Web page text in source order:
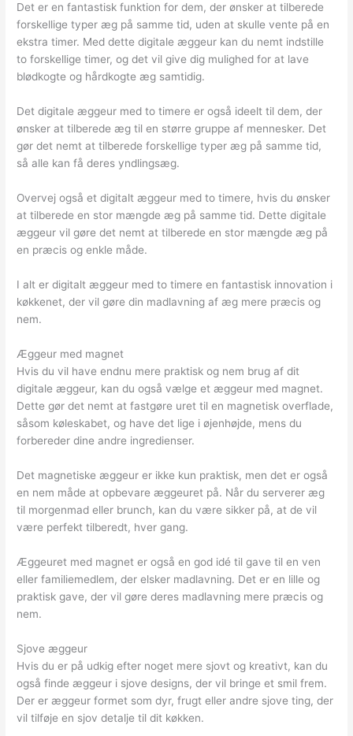
Det er en fantastisk funktion for dem, der ønsker at tilberede
forskellige typer æg på samme tid, uden at skulle vente på en
ekstra timer. Med dette digitale æggeur kan du nemt indstille
to forskellige timer, og det vil give dig mulighed for at lave
blødkogte og hårdkogte æg samtidig.
Det digitale æggeur med to timere er også ideelt til dem, der
ønsker at tilberede æg til en større gruppe af mennesker. Det
gør det nemt at tilberede forskellige typer æg på samme tid,
så alle kan få deres yndlingsæg.
Overvej også et digitalt æggeur med to timere, hvis du ønsker
at tilberede en stor mængde æg på samme tid. Dette digitale
æggeur vil gøre det nemt at tilberede en stor mængde æg på
en præcis og enkle måde.
I alt er digitalt æggeur med to timere en fantastisk innovation i
køkkenet, der vil gøre din madlavning af æg mere præcis og
nem.
Æggeur med magnet
Hvis du vil have endnu mere praktisk og nem brug af dit
digitale æggeur, kan du også vælge et æggeur med magnet.
Dette gør det nemt at fastgøre uret til en magnetisk overflade,
såsom køleskabet, og have det lige i øjenhøjde, mens du
forbereder dine andre ingredienser.
Det magnetiske æggeur er ikke kun praktisk, men det er også
en nem måde at opbevare æggeuret på. Når du serverer æg
til morgenmad eller brunch, kan du være sikker på, at de vil
være perfekt tilberedt, hver gang.
Æggeuret med magnet er også en god idé til gave til en ven
eller familiemedlem, der elsker madlavning. Det er en lille og
praktisk gave, der vil gøre deres madlavning mere præcis og
nem.
Sjove æggeur
Hvis du er på udkig efter noget mere sjovt og kreativt, kan du
også finde æggeur i sjove designs, der vil bringe et smil frem.
Der er æggeur formet som dyr, frugt eller andre sjove ting, der
vil tilføje en sjov detalje til dit køkken.